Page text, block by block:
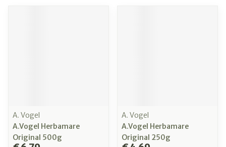
A. Vogel
A.Vogel Herbamare
Original 500g
A. Vogel
A.Vogel Herbamare
Original 250g